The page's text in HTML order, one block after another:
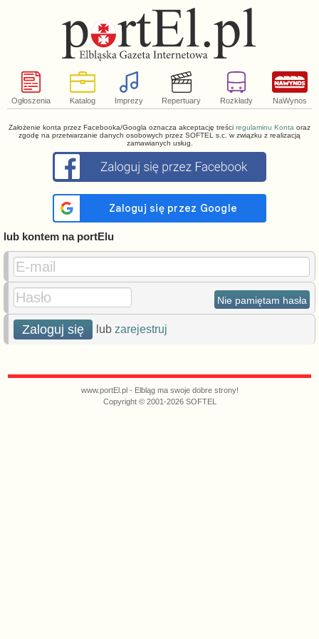
Ogłoszenia Katalog Imprezy Repertuary Rozkłady NaWynos
Założenie konta przez Facebooka/Googla oznacza akceptację treści regulaminu Konta oraz
zgodę na przetwarzanie danych osobowych przez SOFTEL s.c. w związku z realizacją
zamawianych usług.
lub kontem na portElu
E-mail
Hasło
Nie pamiętam hasła
Zaloguj się lub zarejestruj
www.portEl.pl - Elbląg ma swoje dobre strony!
Copyright © 2001-2026 SOFTEL